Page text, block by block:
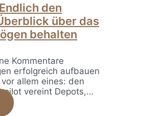
den
über das
behalten
Kommentare
erfolgreich aufbauen
allem eines: den
vereint Depots,…